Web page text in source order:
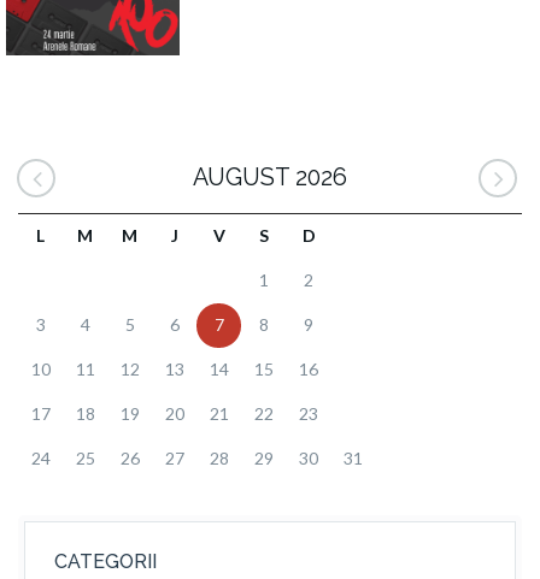
AUGUST 2026
L M M J V S D
1 2
3 4 5 6 7 8 9
10 11 12 13 14 15 16
17 18 19 20 21 22 23
24 25 26 27 28 29 30 31
CATEGORII